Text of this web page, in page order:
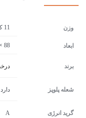
وزن 11 کیلوگرم
ابعاد 88 × 52 سانتیمتر
برند
شعله پلوپز دارد
گرید انرژی A